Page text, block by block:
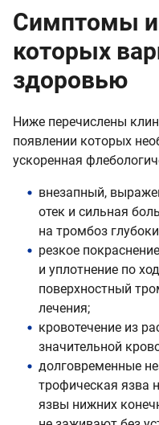
Симптомы и
которых
здоровью
Ниже перечислены
появлении которых
ускоренная
внезапный,
отек и сильная
на тромбоз
резкое
и уплотнение по
поверхностный
лечения;
кровотечение из
значительной
долговременные
трофическая язва
язвы нижних